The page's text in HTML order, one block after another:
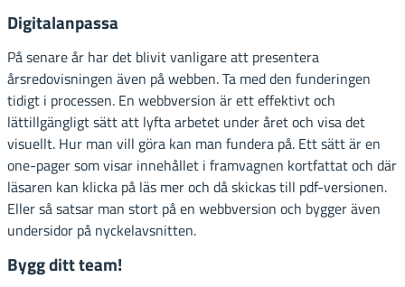
Digitalanpassa
På senare år har det blivit vanligare att presentera
årsredovisningen även på webben. Ta med den funderingen
tidigt i processen. En webbversion är ett effektivt och
lättillgängligt sätt att lyfta arbetet under året och visa det
visuellt. Hur man vill göra kan man fundera på. Ett sätt är en
one-pager som visar innehållet i framvagnen kortfattat och där
läsaren kan klicka på läs mer och då skickas till pdf-versionen.
Eller så satsar man stort på en webbversion och bygger även
undersidor på nyckelavsnitten.
Bygg ditt team!